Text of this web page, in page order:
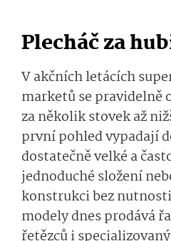
Plecháč za
V akčních letácích
marketů se pravidelně
za několik stovek až
první pohled vypadají
dostatečně velké a
jednoduché složení
konstrukci bez
modely dnes prodává